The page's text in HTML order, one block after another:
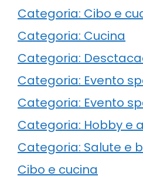
Categoria: Cibo e
Categoria: Cucina
Categoria:
Categoria: Evento
Categoria: Evento
Categoria: Hobby e
Categoria: Salute e
Cibo e cucina